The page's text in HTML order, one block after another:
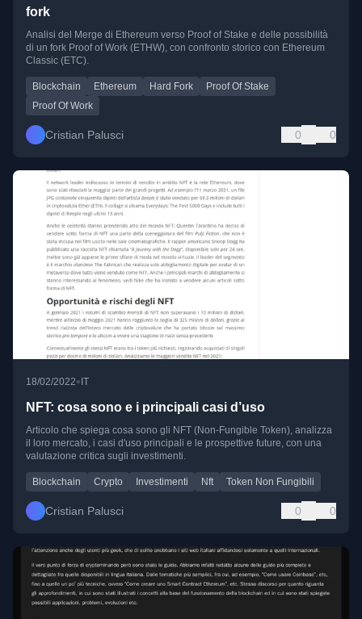
fork
Analisi del Merge di Ethereum verso Proof of Stake e delle possibilità
di un fork Proof of Work (ETHW), con confronto storico con Ethereum
Classic (ETC).
Blockchain Ethereum Hard Fork
Proof Of Stake
Proof Of Work
Cristian Palusci 0 0
18/02/2022• IT
NFT: cosa sono e i principali casi d’uso
Articolo che spiega cosa sono gli NFT (Non-Fungible Token), analizza
il loro mercato, i casi d'uso principali e le prospettive future, con una
valutazione critica sugli investimenti.
Blockchain Crypto Investimenti Nft Token Non Fungibili
Cristian Palusci 0 0